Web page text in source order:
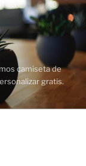
camiseta de
gratis.